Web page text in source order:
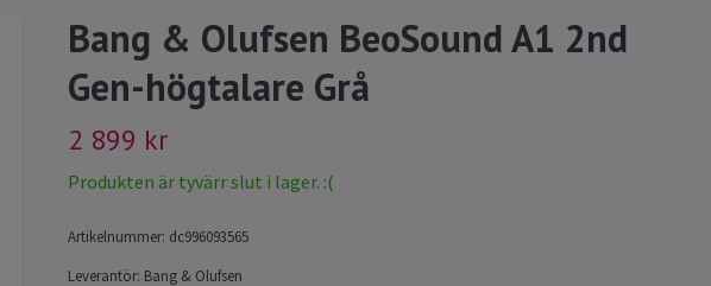
Bang & Olufsen BeoSound A1 2nd
Gen-högtalare Grå
2 899 kr
Produkten är tyvärr slut i lager. :(
Artikelnummer: dc996093565
Leverantör: Bang & Olufsen